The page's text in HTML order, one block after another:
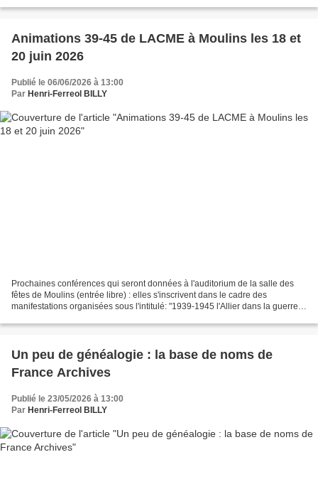
Animations 39-45 de LACME à Moulins les 18 et
20 juin 2026
Publié le 06/06/2026 à 13:00
Par Henri-Ferreol BILLY
Prochaines conférences qui seront données à l'auditorium de la salle des
fêtes de Moulins (entrée libre) : elles s'inscrivent dans le cadre des
manifestations organisées sous l'intitulé: "1939-1945 l'Allier dans la guerre,
Un peu de généalogie : la base de noms de
France Archives
Publié le 23/05/2026 à 13:00
Par Henri-Ferreol BILLY